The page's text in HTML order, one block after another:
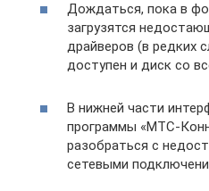
Дождаться, пока в
загрузятся
драйверов (в редких
доступен и диск со
В нижней части
программы «МТС-
разобраться с
сетевыми